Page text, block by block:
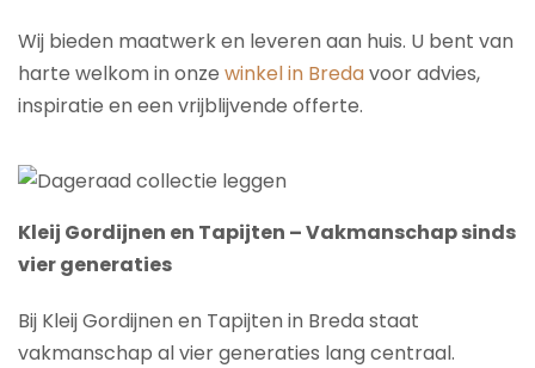
Wij bieden maatwerk en leveren aan huis. U bent van
harte welkom in onze winkel in Bredavoor advies,
inspiratie en een vrijblijvende offerte.
Kleij Gordijnen en Tapijten – Vakmanschap sinds
vier generaties
Bij Kleij Gordijnen en Tapijten in Breda staat
vakmanschap al vier generaties lang centraal.